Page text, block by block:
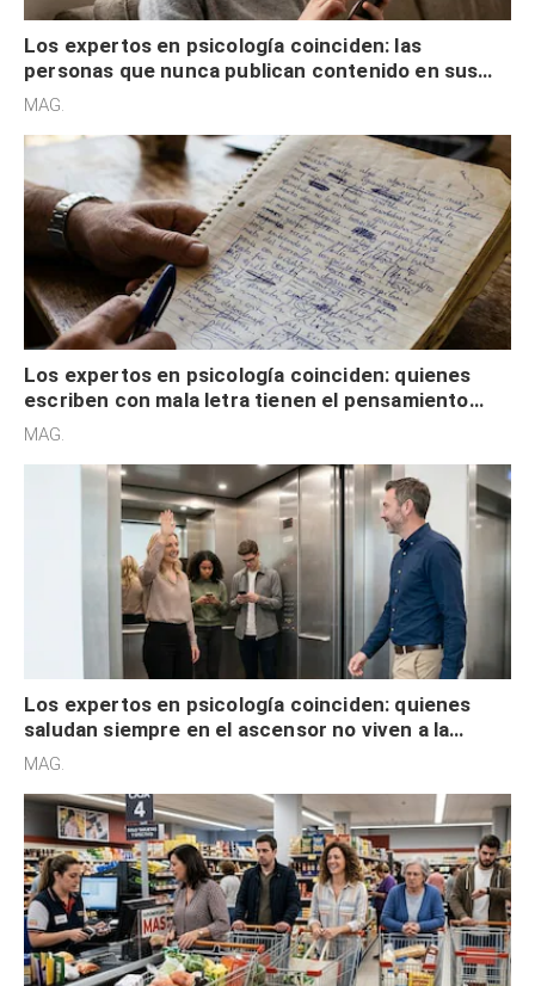
Los expertos en psicología coinciden: las
personas que nunca publican contenido en sus
redes sociales no pretenden buscar validación
MAG.
Los expertos en psicología coinciden: quienes
escriben con mala letra tienen el pensamiento
acelerado y no lo hacen por desinterés
MAG.
Los expertos en psicología coinciden: quienes
saludan siempre en el ascensor no viven a la
defensiva y tienen apertura social
MAG.